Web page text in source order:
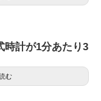
時計が1分あたり3
む